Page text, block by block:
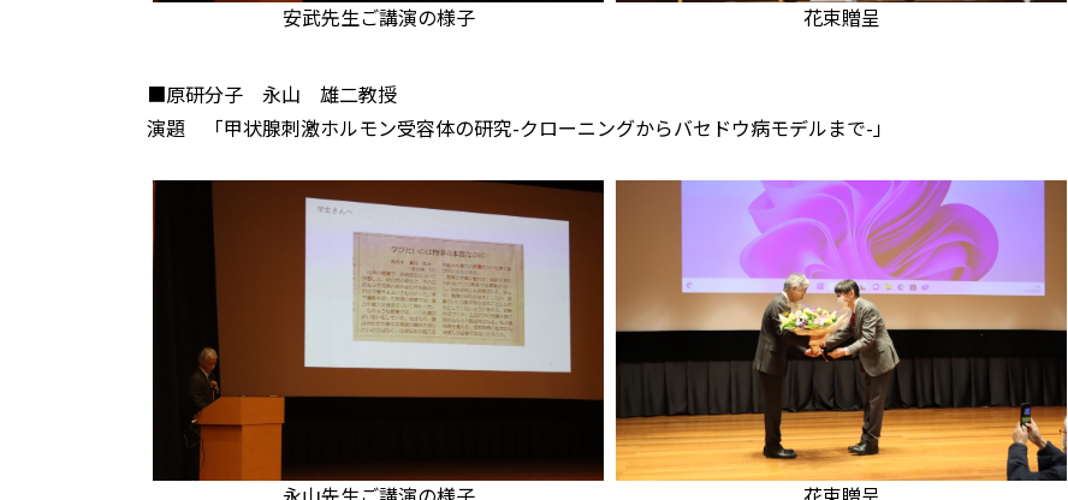
安武先生ご講演の様子 花束贈呈
■原研分子 永山 雄二教授
演題 「甲状腺刺激ホルモン受容体の研究-クローニングからバセドウ病モデルまで-」